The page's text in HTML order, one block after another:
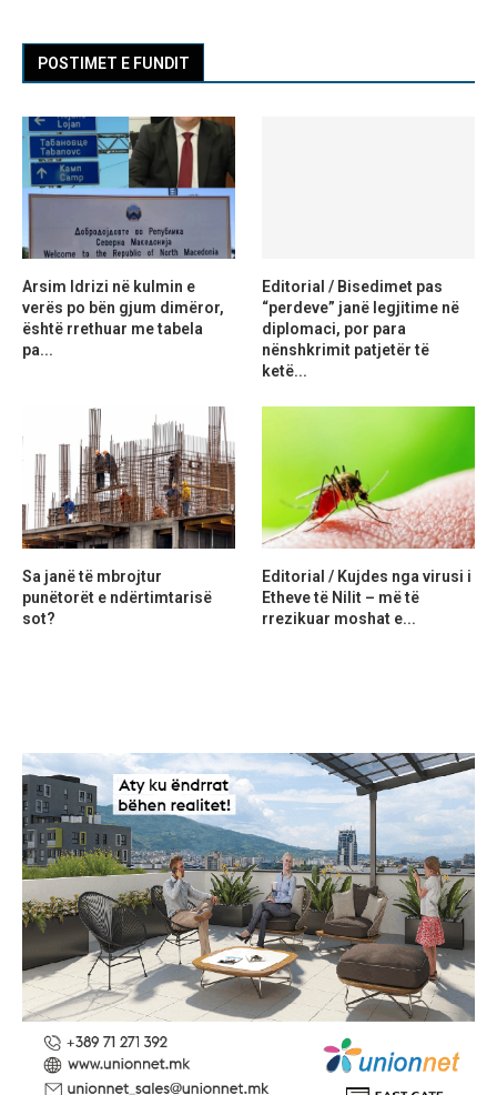
POSTIMET E FUNDIT
Arsim Idrizi në kulmin e
verës po bën gjum dimëror,
është rrethuar me tabela
pa...
Editorial / Bisedimet pas
“perdeve” janë legjitime në
diplomaci, por para
nënshkrimit patjetër të
ketë...
Sa janë të mbrojtur
punëtorët e ndërtimtarisë
sot?
Editorial / Kujdes nga virusi i
Etheve të Nilit – më të
rrezikuar moshat e...